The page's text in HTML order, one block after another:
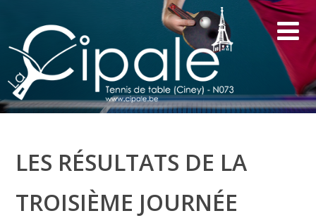
LES RÉSULTATS DE LA
TROISIÈME JOURNÉE